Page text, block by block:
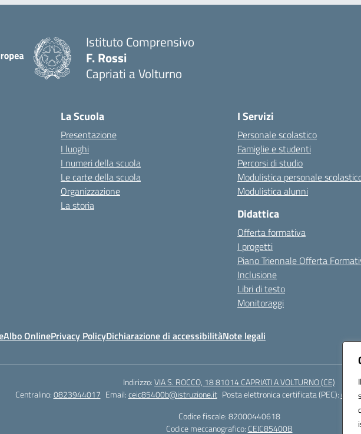
Istituto Comprensivo
F. Rossi
Capriati a Volturno
La Scuola
Presentazione
I luoghi
I numeri della scuola
Le carte della scuola
Organizzazione
La storia
I Servizi
Personale scolastico
Famiglie e studenti
Percorsi di studio
Modulistica personale
Modulistica alunni
Didattica
Offerta formativa
I progetti
Piano Triennale Offerta
Inclusione
Libri di testo
Monitoraggi
Albo OnlinePrivacy PolicyDichiarazione di accessibilitàNote legali
Indirizzo:VIA S. ROCCO, 18 81014 CAPRIATI A VOLTURNO (CE)
Centralino:0823944017 Email:ceic85400b@istruzione.it Posta elettronica certificata (PEC):
Codice fiscale: 82000440618
Codice meccanografico: CEIC85400B